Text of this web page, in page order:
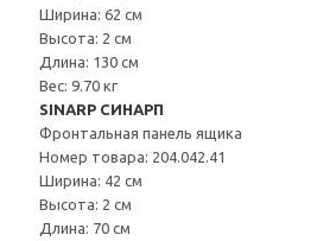
Ширина: 62 см
Высота: 2 см
Длина: 130 см
Вес: 9.70 кг
SINARP СИНАРП
Фронтальная панель ящика
Номер товара: 204.042.41
Ширина: 42 см
Высота: 2 см
Длина: 70 см